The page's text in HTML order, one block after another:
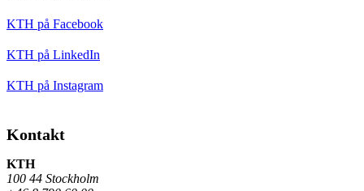
KTH på Facebook
KTH på LinkedIn
KTH på Instagram
Kontakt
KTH
100 44 Stockholm